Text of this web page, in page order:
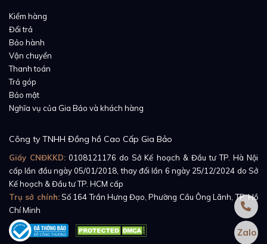
Kiểm hàng
Đổi trả
Bảo hành
Vận chuyển
Thanh toán
Trả góp
Bảo mật
Nghĩa vụ của Gia Bảo và khách hàng
Công ty TNHH Đồng hồ Cao Cấp Gia Bảo
Giấy CNĐKKD: 0108121176 do Sở Kế hoạch & Đầu tư TP. Hà Nội
cấp lần đầu ngày 05/01/2018, thay đổi lần 6 ngày 25/12/2024 do Sở
Kế hoạch & Đầu tư TP. HCM cấp
Trụ sở chính:Số 164 Trần Hưng Đạo, Phường Cầu Ông Lãnh, TP. Hồ
Chí Minh
Zalo